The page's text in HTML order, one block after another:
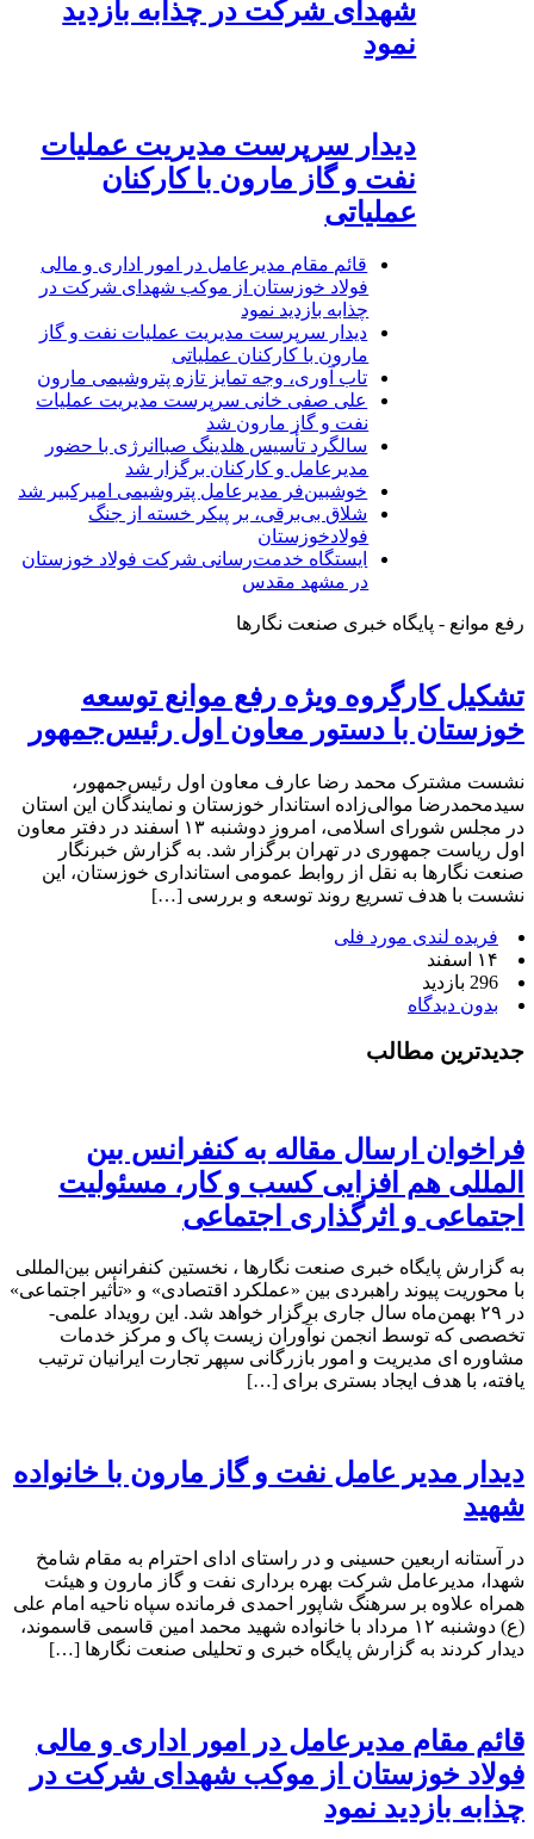
شهدای شرکت در چذابه بازدید
نمود
دیدار سرپرست مدیریت عملیات
نفت و گاز مارون با کارکنان
عملیاتی
قائم مقام مدیرعامل در امور اداری و مالی
فولاد خوزستان از موکب شهدای شرکت در
چذابه بازدید نمود
دیدار سرپرست مدیریت عملیات نفت و گاز
مارون با کارکنان عملیاتی
تاب آوری، وجه تمایز تازه پتروشیمی مارون
علی صفی خانی سرپرست مدیریت عملیات
نفت و گاز مارون شد
سالگرد تأسیس هلدینگ صباانرژی با حضور
مدیرعامل و کارکنان برگزار شد
خوشبین‌فر مدیرعامل پتروشیمی امیرکبیر شد
شلاق‌ بی‌برقی، بر پیکر خسته‌ از جنگ
فولادخوزستان
ایستگاه خدمت‌رسانی شرکت فولاد خوزستان
در مشهد مقدس
رفع موانع - پایگاه خبری صنعت نگارها
تشکیل کارگروه ویژه رفع موانع توسعه
خوزستان با دستور معاون اول رئیس‌جمهور
نشست مشترک محمد رضا عارف معاون اول رئیس‌جمهور،
سیدمحمدرضا موالی‌زاده استاندار خوزستان و نمایندگان این استان
در مجلس شورای اسلامی، امروز دوشنبه ۱۳ اسفند در دفتر معاون
اول ریاست جمهوری در تهران برگزار شد. به گزارش خبرنگار
صنعت نگارها به نقل از روابط عمومی استانداری خوزستان، این
نشست با هدف تسریع روند توسعه و بررسی […]
فریده لندی مورد فلی
۱۴ اسفند
296 بازدید
بدون دیدگاه
جدیدترین مطالب
فراخوان ارسال مقاله به کنفرانس بین
المللی هم افزایی کسب و کار، مسئولیت
اجتماعی و اثرگذاری اجتماعی
به گزارش پایگاه خبری صنعت نگارها ، نخستین کنفرانس بین‌المللی
با محوریت پیوند راهبردی بین «عملکرد اقتصادی» و «تأثیر اجتماعی»
در ۲۹ بهمن‌ماه سال جاری برگزار خواهد شد. این رویداد علمی-
تخصصی که توسط انجمن نوآوران زیست پاک و مرکز خدمات
مشاوره ای مدیریت و امور بازرگانی سپهر تجارت ایرانیان ترتیب
یافته، با هدف ایجاد بستری برای […]
دیدار مدیر عامل نفت و گاز مارون با خانواده
شهید
در آستانه اربعین حسینی و در راستای ادای احترام به مقام شامخ
شهدا، مدیرعامل شرکت بهره برداری نفت و گاز مارون و هیئت
همراه علاوه بر سرهنگ شاپور احمدی فرمانده سپاه ناحیه امام علی
(ع) دوشنبه ۱۲ مرداد با خانواده شهید محمد امین قاسمی قاسموند،
دیدار کردند به گزارش پایگاه خبری و تحلیلی صنعت نگارها […]
قائم مقام مدیرعامل در امور اداری و مالی
فولاد خوزستان از موکب شهدای شرکت در
چذابه بازدید نمود